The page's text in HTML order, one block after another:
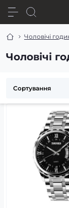
Чоловічі
Чоловічі